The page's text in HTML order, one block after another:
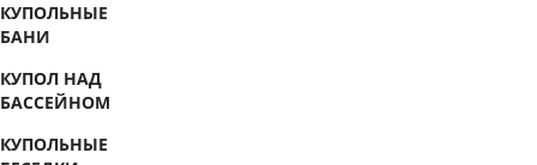
КУПОЛЬНЫЕ
БАНИ
КУПОЛ НАД
БАССЕЙНОМ
КУПОЛЬНЫЕ